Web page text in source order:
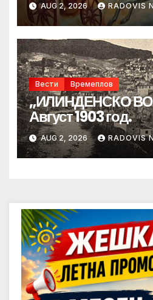
AUG 2, 2026 RADOVIS
Вести Времеплов
„ИЛИНДЕНСКО
Август 1903 год.
AUG 2, 2026 RADOVIS